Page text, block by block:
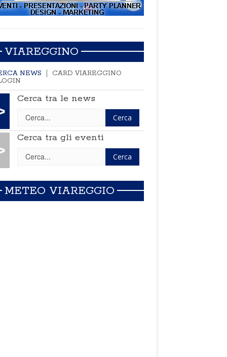
VIAREGGINO
NEWS
CARD VIAREGGINO
Cerca tra le news
Cerca tra gli eventi
METEO VIAREGGIO